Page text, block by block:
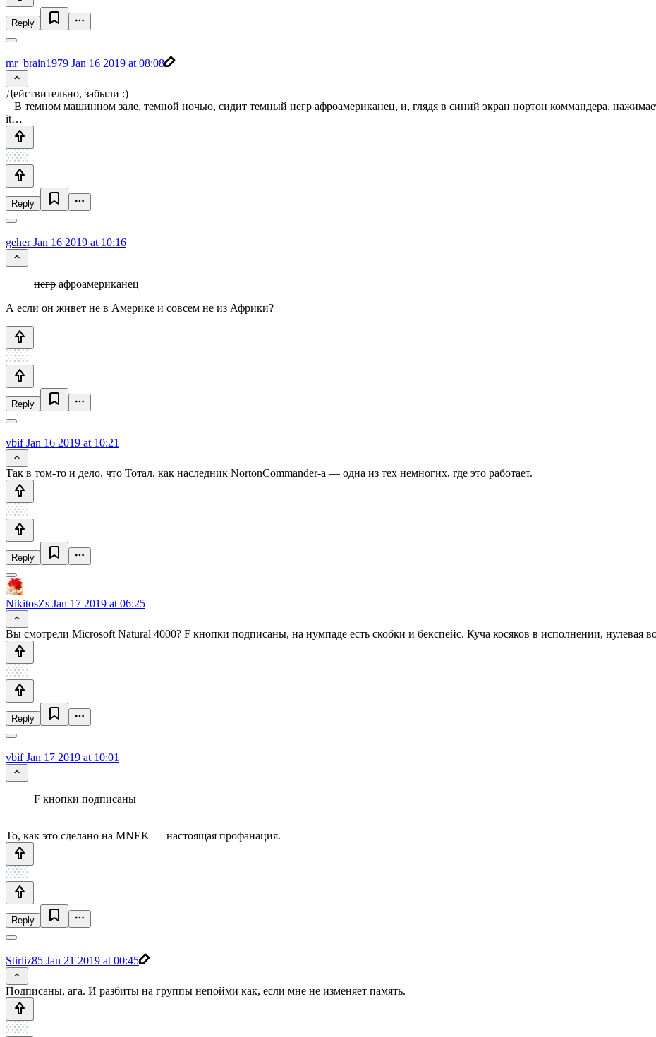
Reply
mr_brain1979 Jan 16 2019 at 08:08
Действительно, забыли :)
_ В темном машинном зале, темной ночью, сидит темный негр афроамериканец, и, глядя в синий экран нортон коммандера,
it…
Reply
geherJan 16 2019 at 10:16
негр афроамериканец
А если он живет не в Америке и совсем не из Африки?
Reply
vbifJan 16 2019 at 10:21
Так в том-то и дело, что Тотал, как наследник NortonCommander-а — одна из тех немногих, где это работает.
Reply
NikitosZs Jan 17 2019 at 06:25
Вы смотрели Microsoft Natural 4000? F кнопки подписаны, на нумпаде есть скобки и бекспейс. Куча косяков в исполнении, нулевая
Reply
vbifJan 17 2019 at 10:01
F кнопки подписаны
То, как это сделано на MNEK — настоящая профанация.
Reply
Stirliz85 Jan 21 2019 at 00:45
Подписаны, ага. И разбиты на группы непойми как, если мне не изменяет память.